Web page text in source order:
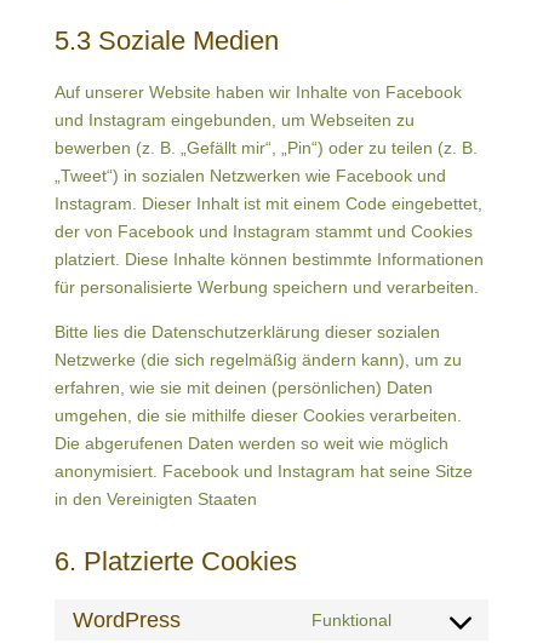
5.3 Soziale Medien
Auf unserer Website haben wir Inhalte von Facebook
und Instagram eingebunden, um Webseiten zu
bewerben (z. B. „Gefällt mir“, „Pin“) oder zu teilen (z. B.
„Tweet“) in sozialen Netzwerken wie Facebook und
Instagram. Dieser Inhalt ist mit einem Code eingebettet,
der von Facebook und Instagram stammt und Cookies
platziert. Diese Inhalte können bestimmte Informationen
für personalisierte Werbung speichern und verarbeiten.
Bitte lies die Datenschutzerklärung dieser sozialen
Netzwerke (die sich regelmäßig ändern kann), um zu
erfahren, wie sie mit deinen (persönlichen) Daten
umgehen, die sie mithilfe dieser Cookies verarbeiten.
Die abgerufenen Daten werden so weit wie möglich
anonymisiert. Facebook und Instagram hat seine Sitze
in den Vereinigten Staaten
6. Platzierte Cookies
WordPress Funktional
Consent